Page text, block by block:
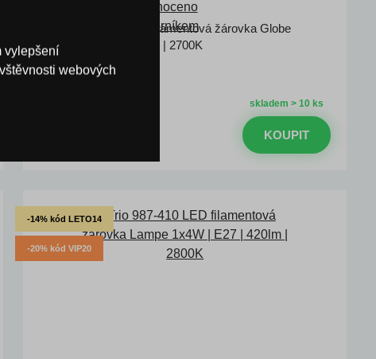
Trio 988-679 LED filamentová žárovka Globe
1x6W | E27 | 660lm | 2700K
skladem > 10 ks
KOUPIT
-14% kód LETO14
-20% kód VIP20
vylepšení
webových